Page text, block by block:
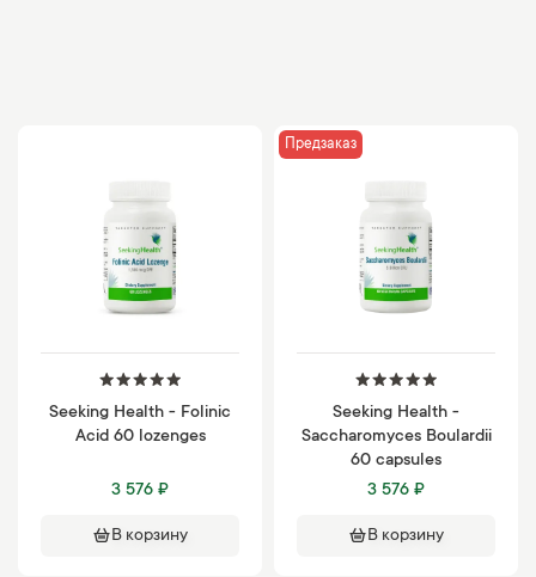
Seeking Health - Folinic
Acid 60 lozenges
3 576 ₽
В корзину
Предзаказ
Seeking Health -
Saccharomyces Boulardii
60 capsules
3 576 ₽
В корзину